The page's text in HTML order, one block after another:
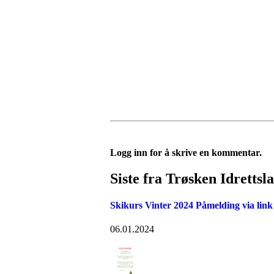
Logg inn for å skrive en kommentar.
Siste fra Trøsken
Skikurs Vinter 2024 Påmelding via link
06.01.2024